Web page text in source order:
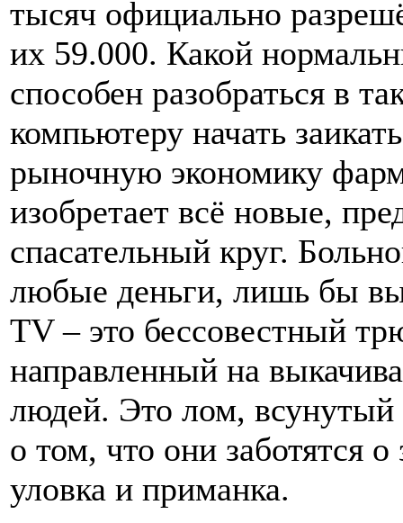
тысяч официально
их 59.000. Какой
способен разобраться в
компьютеру начать
рыночную экономику
изобретает всё новые,
спасательный круг.
любые деньги, лишь бы
ТV – это бессовестный
направленный на
людей. Это лом, всунутый
о том, что они заботятся
уловка и приманка.